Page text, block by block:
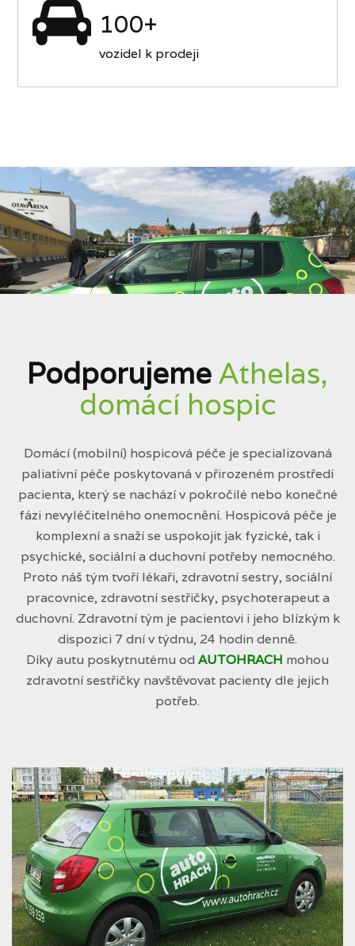
100+
vozidel k prodeji
PodporujemeAthelas,
domácí hospic
Domácí (mobilní) hospicová péče je specializovaná
paliativní péče poskytovaná v přirozeném prostředí
pacienta, který se nachází v pokročilé nebo konečné
fázi nevyléčitelného onemocnění. Hospicová péče je
komplexní a snaží se uspokojit jak fyzické, tak i
psychické, sociální a duchovní potřeby nemocného.
Proto náš tým tvoří lékaři, zdravotní sestry, sociální
pracovnice, zdravotní sestřičky, psychoterapeut a
duchovní. Zdravotní tým je pacientovi i jeho blízkým k
dispozici 7 dní v týdnu, 24 hodin denně.
Díky autu poskytnutému od AUTOHRACH mohou
zdravotní sestřičky navštěvovat pacienty dle jejich
potřeb.